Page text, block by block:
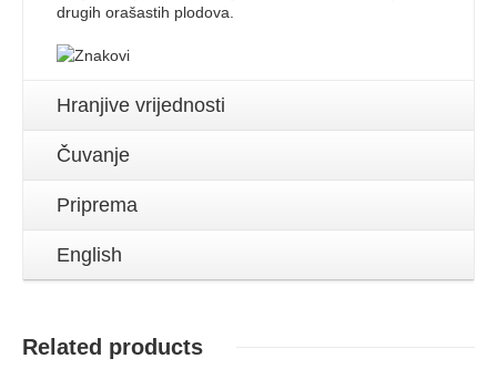
drugih orašastih plodova.
Hranjive vrijednosti
Čuvanje
Priprema
English
Related products